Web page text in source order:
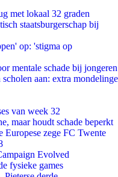
met lokaal 32 graden
staatsburgerschap bij
op: 'stigma op
mentale schade bij jongeren
aan: extra mondelinge
van week 32
maar houdt schade beperkt
zege FC Twente
Evolved
fysieke games